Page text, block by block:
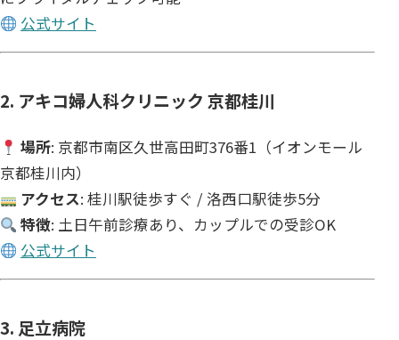
公式サイト
2. アキコ婦人科クリニック 京都桂川
場所: 京都市南区久世高田町376番1（イオンモール
京都桂川内）
アクセス: 桂川駅徒歩すぐ / 洛西口駅徒歩5分
特徴: 土日午前診療あり、カップルでの受診OK
公式サイト
3. 足立病院